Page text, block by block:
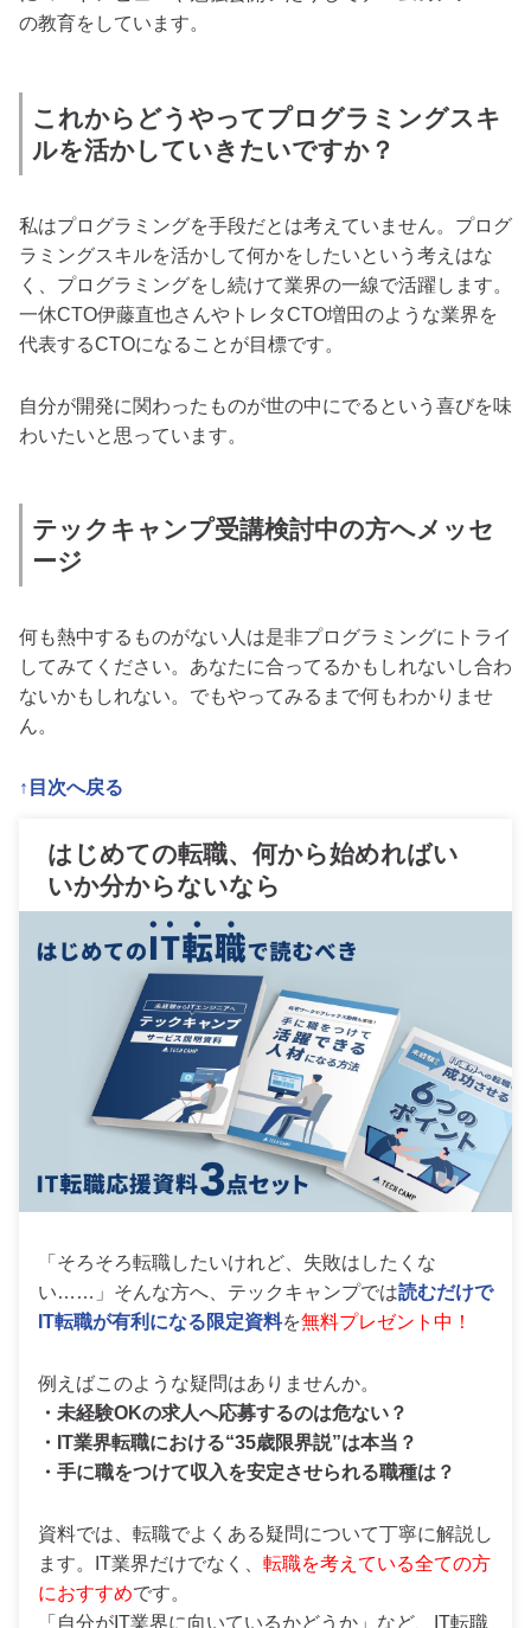
の教育をしています。
これからどうやってプログラミングスキ
ルを活かしていきたいですか？
私はプログラミングを手段だとは考えていません。プログ
ラミングスキルを活かして何かをしたいという考えはな
く、プログラミングをし続けて業界の一線で活躍します。
一休CTO伊藤直也さんやトレタCTO増田のような業界を
代表するCTOになることが目標です。
自分が開発に関わったものが世の中にでるという喜びを味
わいたいと思っています。
テックキャンプ受講検討中の方へメッセ
ージ
何も熱中するものがない人は是非プログラミングにトライ
してみてください。あなたに合ってるかもしれないし合わ
ないかもしれない。でもやってみるまで何もわかりませ
ん。
↑目次へ戻る
はじめての転職、何から始めればい
いか分からないなら
「そろそろ転職したいけれど、失敗はしたくな
い……」そんな方へ、テックキャンプでは読むだけで
IT転職が有利になる限定資料を無料プレゼント中！
例えばこのような疑問はありませんか。
・未経験OKの求人へ応募するのは危ない？
・IT業界転職における“35歳限界説”は本当？
・手に職をつけて収入を安定させられる職種は？
資料では、転職でよくある疑問について丁寧に解説し
ます。IT業界だけでなく、 転職を考えている全ての方
におすすめです。
「自分がIT業界に向いているかどうか」など、IT転職